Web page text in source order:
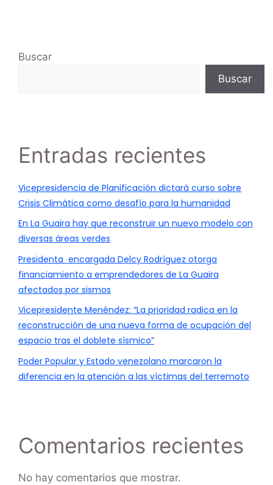
Buscar
Buscar
Entradas recientes
Vicepresidencia de Planificación dictará curso sobre
Crisis Climática como desafío para la humanidad
En La Guaira hay que reconstruir un nuevo modelo con
diversas áreas verdes
Presidenta encargada Delcy Rodríguez otorga
financiamiento a emprendedores de La Guaira
afectados por sismos
Vicepresidente Menéndez: “La prioridad radica en la
reconstrucción de una nueva forma de ocupación del
espacio tras el doblete sísmico”
Poder Popular y Estado venezolano marcaron la
diferencia en la atención a las víctimas del terremoto
Comentarios recientes
No hay comentarios que mostrar.